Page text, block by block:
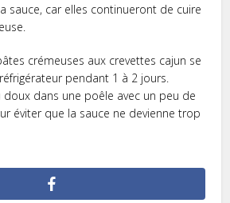
sauce, car elles continueront de cuire
crémeuses aux crevettes cajun se
pendant 1 à 2 jours.
doux dans une poêle avec un peu de
éviter que la sauce ne devienne trop